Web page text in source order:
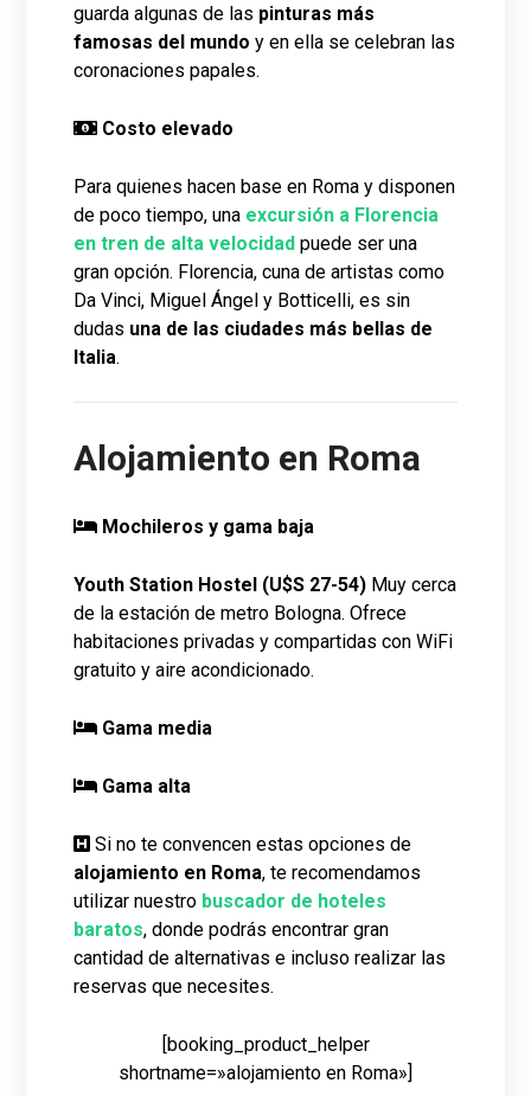
guarda algunas de las pinturas más
famosas del mundo y en ella se celebran las
coronaciones papales.
Costo elevado
Para quienes hacen base en Roma y disponen
de poco tiempo, una excursión a Florencia
en tren de alta velocidad puede ser una
gran opción. Florencia, cuna de artistas como
Da Vinci, Miguel Ángel y Botticelli, es sin
dudas una de las ciudades más bellas de
Italia.
Alojamiento en Roma
Mochileros y gama baja
Youth Station Hostel (U$S 27-54) Muy cerca
de la estación de metro Bologna. Ofrece
habitaciones privadas y compartidas con WiFi
gratuito y aire acondicionado.
Gama media
Gama alta
Si no te convencen estas opciones de
alojamiento en Roma, te recomendamos
utilizar nuestro buscador de hoteles
baratos, donde podrás encontrar gran
cantidad de alternativas e incluso realizar las
reservas que necesites.
[booking_product_helper
shortname=»alojamiento en Roma»]